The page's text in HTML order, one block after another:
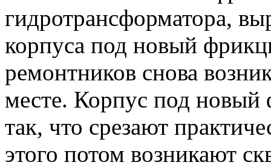
гидротрансформатора,
корпуса под новый
ремонтников снова
месте. Корпус под
так, что срезают
этого потом возникают